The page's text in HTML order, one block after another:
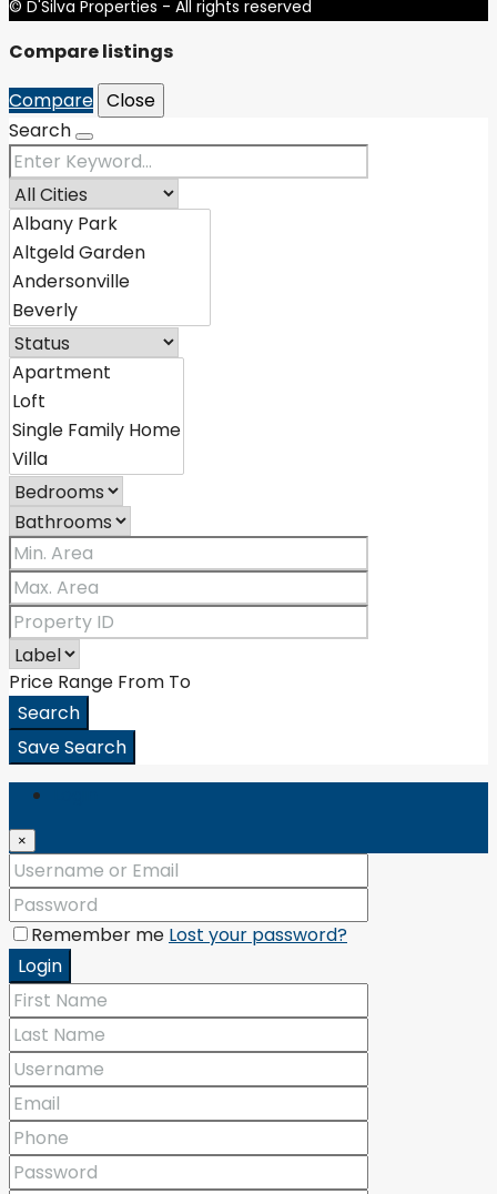
© D'Silva Properties - All rights reserved
Compare listings
Compare Close
Search
Price Range From To
Search
Save Search
×
Remember me Lost your password?
Login